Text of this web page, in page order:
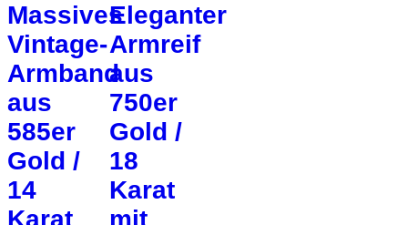
Massives
Vintage-
Armband
aus
585er
Gold /
14
Karat
Eleganter
Armreif
aus
750er
Gold /
18
Karat
mit